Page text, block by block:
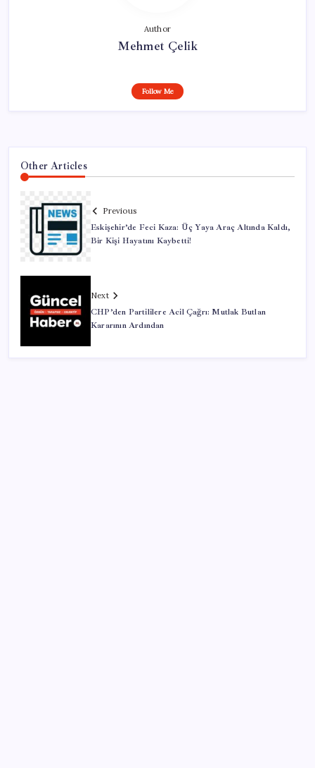
Author
Mehmet Çelik
Follow Me
Other Articles
Previous
Eskişehir’de Feci Kaza: Üç Yaya Araç Altında Kaldı,
Bir Kişi Hayatını Kaybetti!
Next
CHP’den Partililere Acil Çağrı: Mutlak Butlan
Kararının Ardından